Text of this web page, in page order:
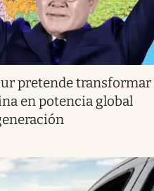
pretende transformar
en potencia global